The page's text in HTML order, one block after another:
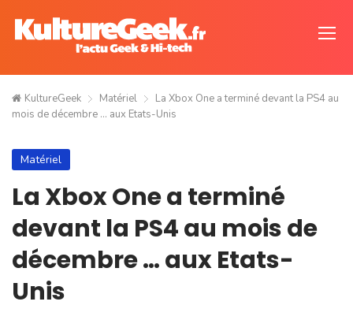
KultureGeek Matériel
La Xbox One a terminé devant la PS4 au
mois de décembre … aux Etats-Unis
Matériel
La Xbox One a terminé
devant la PS4 au mois de
décembre … aux Etats-
Unis